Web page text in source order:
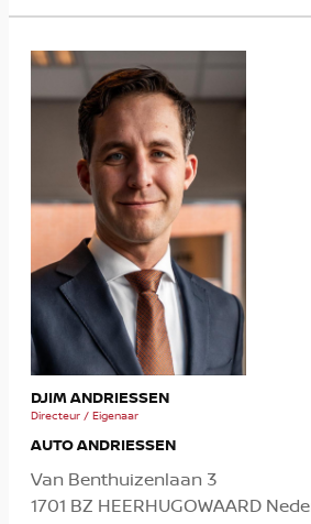
DJIM ANDRIESSEN
Directeur / Eigenaar
AUTO ANDRIESSEN
Van Benthuizenlaan 3
1701 BZ HEERHUGOWAARD